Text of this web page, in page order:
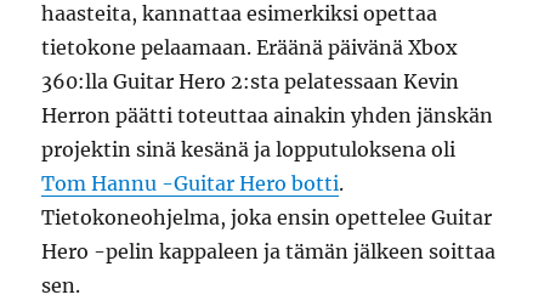
haasteita, kannattaa esimerkiksi opettaa
tietokone pelaamaan. Eräänä päivänä Xbox
360:lla Guitar Hero 2:sta pelatessaan Kevin
Herron päätti toteuttaa ainakin yhden jänskän
projektin sinä kesänä ja lopputuloksena oli
Tom Hannu -Guitar Hero botti.
Tietokoneohjelma, joka ensin opettelee Guitar
Hero -pelin kappaleen ja tämän jälkeen soittaa
sen.